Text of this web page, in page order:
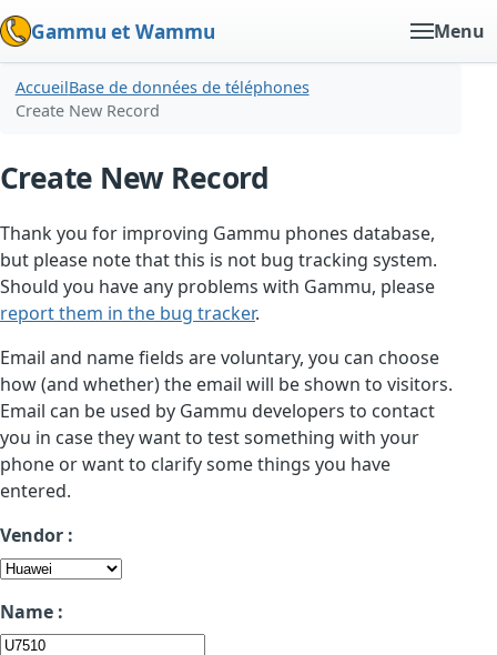
Gammu et Wammu Menu
AccueilBase de données de téléphones
Create New Record
Create New Record
Thank you for improving Gammu phones database,
but please note that this is not bug tracking system.
Should you have any problems with Gammu, please
report them in the bug tracker.
Email and name fields are voluntary, you can choose
how (and whether) the email will be shown to visitors.
Email can be used by Gammu developers to contact
you in case they want to test something with your
phone or want to clarify some things you have
entered.
Vendor :
Name :